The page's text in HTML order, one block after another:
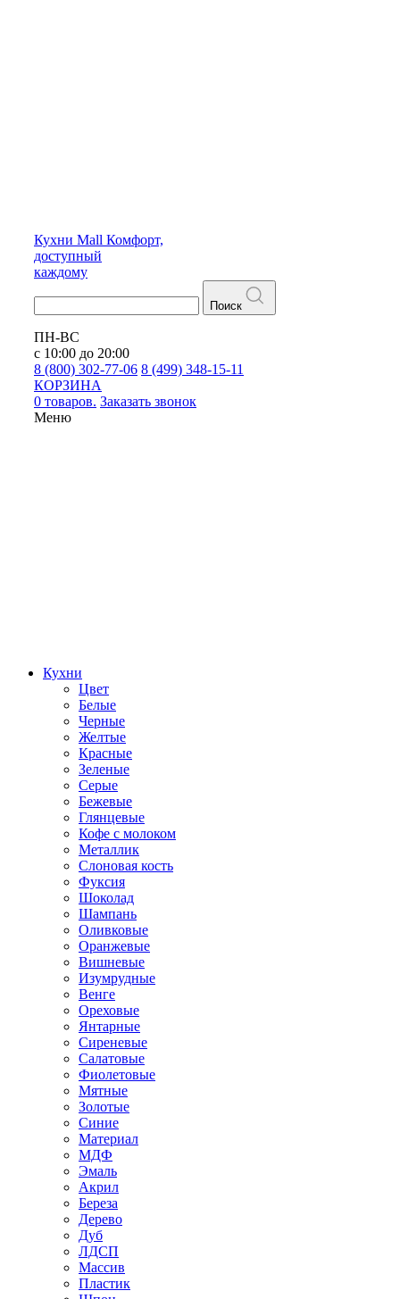
Кухни Mall Комфорт,
доступный
каждому
Поиск
ПН-ВС
с 10:00 до 20:00
8 (800) 302-77-06 8 (499) 348-15-11
КОРЗИНА
0 товаров. Заказать звонок
Меню
Кухни
Цвет
Белые
Черные
Желтые
Красные
Зеленые
Серые
Бежевые
Глянцевые
Кофе с молоком
Металлик
Слоновая кость
Фуксия
Шоколад
Шампань
Оливковые
Оранжевые
Вишневые
Изумрудные
Венге
Ореховые
Янтарные
Сиреневые
Салатовые
Фиолетовые
Мятные
Золотые
Синие
Материал
МДФ
Эмаль
Акрил
Береза
Дерево
Дуб
ЛДСП
Массив
Пластик